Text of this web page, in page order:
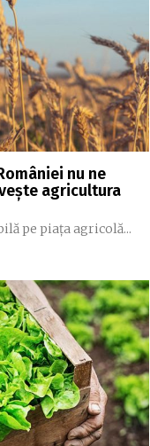
nu ne
agricultura
pe piața agricolă...